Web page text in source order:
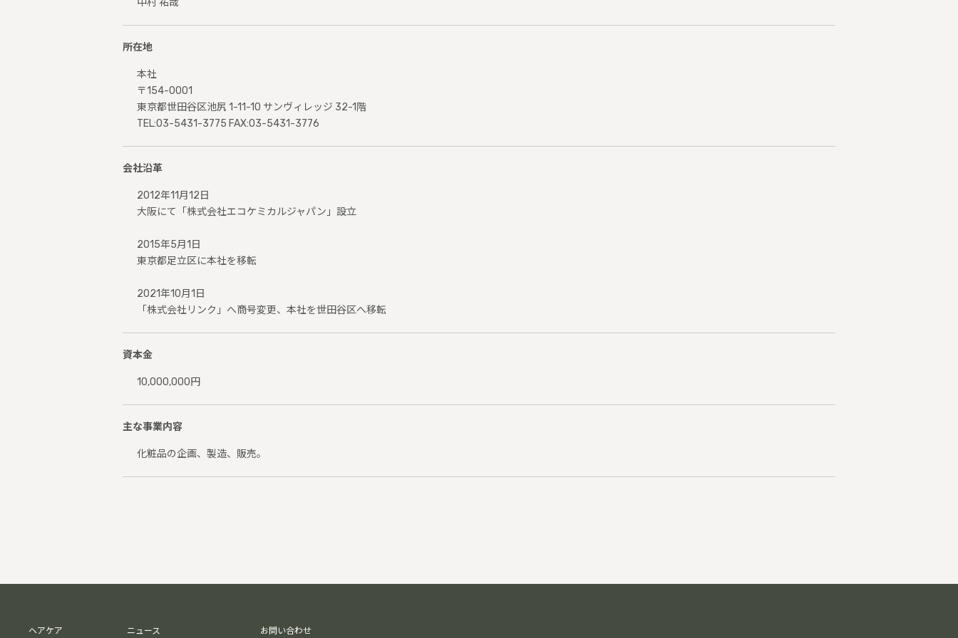
所在地
本社
〒154-0001
東京都世田谷区池尻 1-11-10 サンヴィレッジ 32-1階
TEL:03-5431-3775 FAX:03-5431-3776
会社沿革
2012年11月12日
大阪にて「株式会社エコケミカルジャパン」設立
2015年5月1日
東京都足立区に本社を移転
2021年10月1日
「株式会社リンク」へ商号変更、本社を世田谷区へ移転
資本金
10,000,000円
主な事業内容
化粧品の企画、製造、販売。
ヘアケア ニュース お問い合わせ